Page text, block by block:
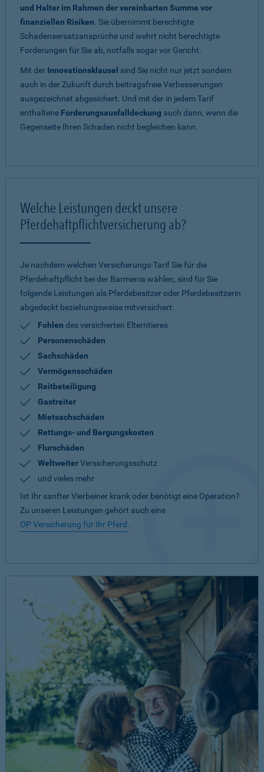
und Halter im Rahmen der vereinbarten Summe vor
finanziellen Risiken. Sie übernimmt berechtigte
Schadensersatzansprüche und wehrt nicht berechtigte
Forderungen für Sie ab, notfalls sogar vor Gericht.
Mit der Innovationsklausel sind Sie nicht nur jetzt sondern
auch in der Zukunft durch beitragsfreie Verbesserungen
ausgezeichnet abgesichert. Und mit der in jedem Tarif
enthaltene Forderungsausfalldeckung auch dann, wenn die
Gegenseite Ihren Schaden nicht begleichen kann.
Welche Leistungen deckt unsere
Pferdehaftpflichtversicherung ab?
Je nachdem welchen Versicherungs-Tarif Sie für die
Pferdehaftpflicht bei der Barmenia wählen, sind für Sie
folgende Leistungen als Pferdebesitzer oder Pferdebesitzerin
abgedeckt beziehungsweise mitversichert:
Fohlen des versicherten Elterntieres
Personenschäden
Sachschäden
Vermögensschäden
Reitbeteiligung
Gastreiter
Mietsachschäden
Rettungs- und Bergungskosten
Flurschäden
WeltweiterVersicherungsschutz
und vieles mehr
Ist Ihr sanfter Vierbeiner krank oder benötigt eine Operation?
Zu unseren Leistungen gehört auch eine
OP Versicherung für Ihr Pferd .